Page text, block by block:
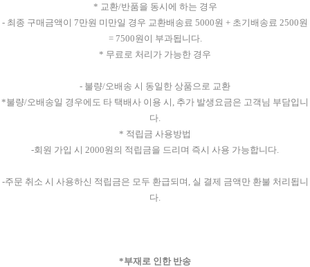
* 교환/반품을 동시에 하는 경우
- 최종 구매금액이 7만원 미만일 경우 교환배송료 5000원 + 초기배송료 2500원
= 7500원이 부과됩니다.
* 무료로 처리가 가능한 경우
- 불량/오배송 시 동일한 상품으로 교환
*불량/오배송일 경우에도 타 택배사 이용 시, 추가 발생요금은 고객님 부담입니
다.
* 적립금 사용방법
-회원 가입 시 2000원의 적립금을 드리며 즉시 사용 가능합니다.
-주문 취소 시 사용하신 적립금은 모두 환급되며, 실 결제 금액만 환불 처리됩니
다.
*부재로 인한 반송